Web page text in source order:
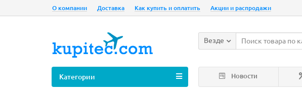
О компании Доставка Как купить и оплатить Акции и распродажи
Везде
Новости
Категории